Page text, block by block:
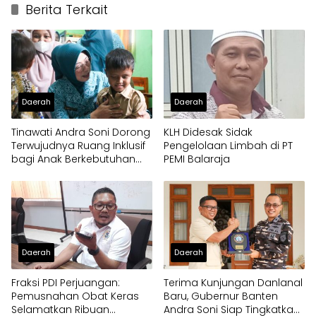
Berita Terkait
Daerah
Tinawati Andra Soni Dorong
Terwujudnya Ruang Inklusif
bagi Anak Berkebutuhan
Daerah
KLH Didesak Sidak
Pengelolaan Limbah di PT
PEMI Balaraja
Daerah
Fraksi PDI Perjuangan:
Pemusnahan Obat Keras
Selamatkan Ribuan
Daerah
Terima Kunjungan Danlanal
Baru, Gubernur Banten
Andra Soni Siap Tingkatkan